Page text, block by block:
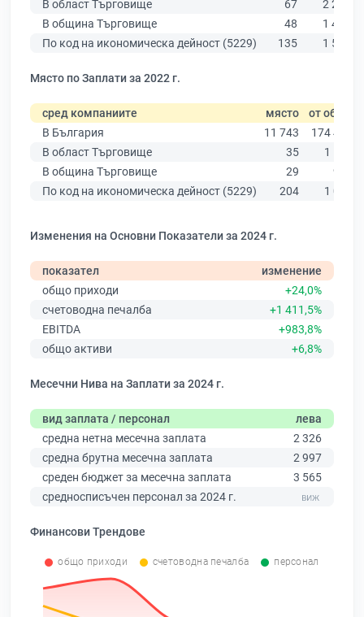
В област Търговище 67
2 275
В община Търговище
48
1 433
По код на икономическа дейност (5229)
135 1 558
Място по Заплати за 2022 г.
сред компаниите място от общо
В България
11 743
174 403
В област Търговище
35
1 502
В община Търговище
29
933
По код на икономическа дейност (5229)
204 1 021
Изменения на Основни Показатели за 2024 г.
показател
изменение
общо приходи
+24,0%
счетоводна печалба
+1 411,5%
EBITDA
+983,8%
общо активи
+6,8%
Месечни Нива на Заплати за 2024 г.
вид заплата / персонал
лева
средна нетна месечна заплата
2 326
средна брутна месечна заплата
2 997
среден бюджет за месечна заплата
3 565
средносписъчен персонал за 2024 г.
Финансови Трендове
общо приходи счетоводна печалба персонал